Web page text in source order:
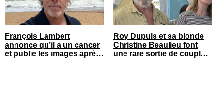
François Lambert
annonce qu’il a un cancer
et publie les images après
Roy Dupuis et sa blonde
Christine Beaulieu font
une rare sortie de couple